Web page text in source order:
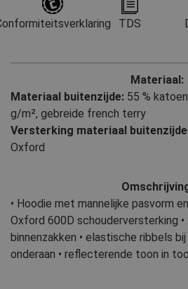
TDS
Materiaal:
Materiaal buitenzijde: 55 % katoen
g/m², gebreide french terry
Versterking materiaal
Oxford
• Hoodie met mannelijke pasvorm
Oxford 600D schouderversterking •
binnenzakken • elastische ribbels
onderaan • reflecterende toon in